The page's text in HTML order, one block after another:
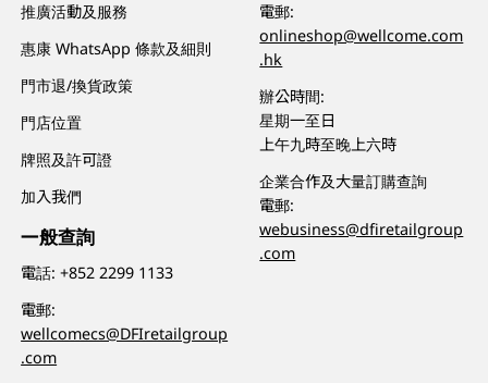
推廣活動及服務
惠康 WhatsApp 條款及細則
門市退/換貨政策
門店位置
牌照及許可證
加入我們
一般查詢
電話:+852 2299 1133
電郵:
wellcomecs@DFIretailgroup
.com
電郵:
onlineshop@wellcome.com
.hk
辦公時間:
星期一至日
上午九時至晚上六時
企業合作及大量訂購查詢
電郵:
webusiness@dfiretailgroup
.com